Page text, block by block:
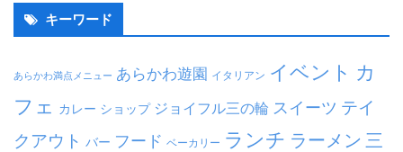
キーワード
あらかわ満点メニュー あらかわ遊園 イタリアン イベント カ
フェ カレー ショップ ジョイフル三の輪 スイーツ テイ
クアウト バー フード ベーカリー ランチ ラーメン 三